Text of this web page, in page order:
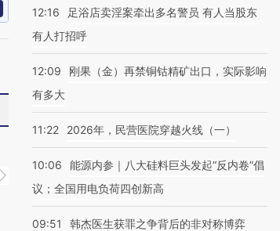
视线｜被称为“蟑螂”的印
度Z世代 用街头抗争将教
湖北宜昌局部短时降雨
128毫米 紧急转移近
视线｜
12:16
足浴店卖淫案牵出多名警员 有人当股东
有人打招呼
12:09
刚果（金）再禁铜钴精矿出口，实际影响
有多大
11:22 2026年，民营医院穿越火线（一）
10:06
能源内参｜八大硅料巨头发起“反内卷”倡
议；全国用电负荷四创新高
09:51 韩杰医生获罪之争背后的非对称博弈